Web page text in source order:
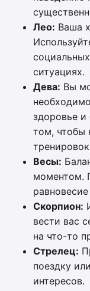
Лео: Ваша
ситуациях.
Дева: Вы
здоровье и
том, чтобы
Весы:
моментом.
Скорпион:
вести вас
на что-то
Стрелец:
поездку
интересов.